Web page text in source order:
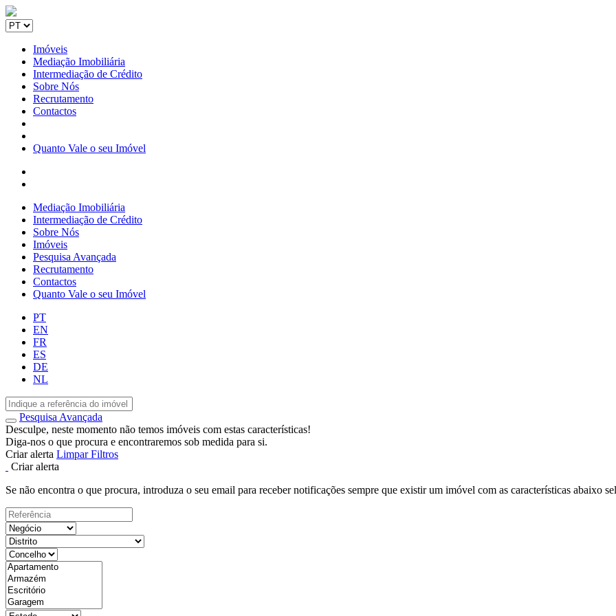
Imóveis
Mediação Imobiliária
Intermediação de Crédito
Sobre Nós
Recrutamento
Contactos
Quanto Vale o seu Imóvel
Mediação Imobiliária
Intermediação de Crédito
Sobre Nós
Imóveis
Pesquisa Avançada
Recrutamento
Contactos
Quanto Vale o seu Imóvel
PT
EN
FR
ES
DE
NL
Pesquisa Avançada
Desculpe, neste momento não temos imóveis com estas características!
Diga-nos o que procura e encontraremos sob medida para si.
Criar alerta Limpar Filtros
Criar alerta
Se não encontra o que procura, introduza o seu email para receber notificações sempre que existir um imóvel com as características abaixo